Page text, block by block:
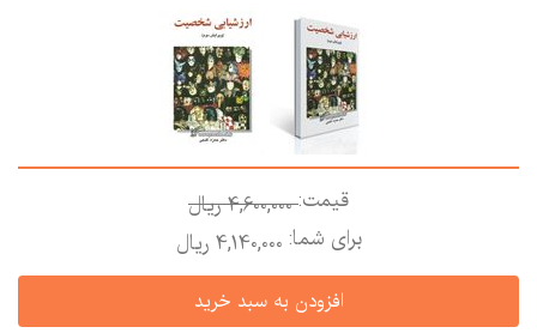
قیمت:4,600,000 ريال
برای شما:4,140,000 ريال